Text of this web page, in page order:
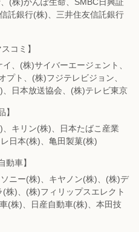
託銀行(株)、三井住友信託銀行
コミ】
、(株)サイバーエージェント、
プト、(株)フジテレビジョン、
日本放送協会、(株)テレビ東京
】
キリン(株)、日本たばこ産業
日本(株)、亀田製菓(株)
動車】
ニー(株)、キヤノン(株)、(株)デ
株)、(株)フィリップスエレクト
(株)、日産自動車(株)、本田技